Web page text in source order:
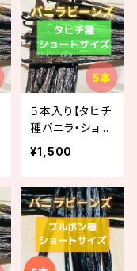
５本入り【タヒチ
種バニラ・ショー
トサイズ（14-15c
m）】
¥1,500